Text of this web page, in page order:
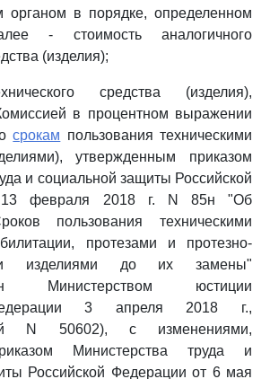
органом в порядке, определенном
- стоимость аналогичного
(изделия);
средства (изделия),
в процентном выражении
срокам пользования техническими
утвержденным приказом
и социальной защиты Российской
13 февраля 2018 г. N 85н "Об
пользования техническими
протезами и протезно-
изделиями до их замены"
Министерством юстиции
3 апреля 2018 г.,
N 50602), с изменениями,
Министерства труда и
Российской Федерации от 6 мая